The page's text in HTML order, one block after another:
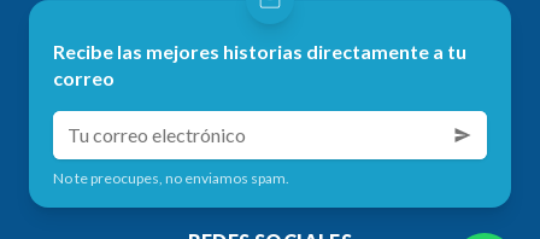
Recibe las mejores historias directamente a tu
correo
No te preocupes, no enviamos spam.